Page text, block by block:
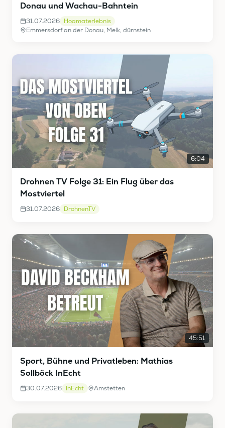
Donau und Wachau-Bahntein
31.07.2026 Hoamaterlebnis
Emmersdorf an der Donau, Melk, dürnstein
6:04
Drohnen TV Folge 31: Ein Flug über das
Mostviertel
31.07.2026 DrohnenTV
45:51
Sport, Bühne und Privatleben: Mathias
Sollböck InEcht
30.07.2026 InEcht Amstetten